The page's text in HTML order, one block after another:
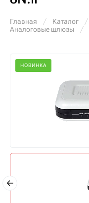
Главная Каталог
Аналоговые шлюзы
НОВИНКА